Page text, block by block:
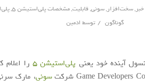
خبر,سخت‌افزار,سونی, قابلیت,مشخصات پلی‌استیشن 5 ,
گوناگون / توسط ادمین
آینده خود یعنی پلی‌استیشن 5
را اعلام
سونی